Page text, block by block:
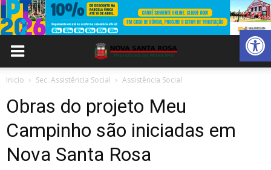
Abrir
Inicio Sec. Assistência Social Assistência Social
Obras do projeto Meu
Campinho são iniciadas em
Nova Santa Rosa